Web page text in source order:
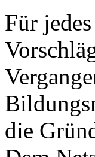
Für
die